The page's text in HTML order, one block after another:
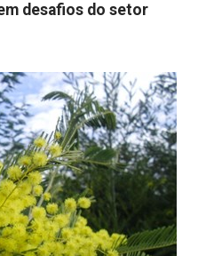
desafios do setor